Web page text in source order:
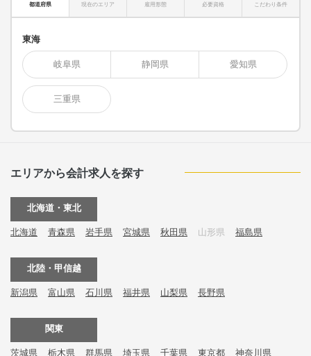
都道府県 現在のエリア 雇用形態 必要資格 こだわり条件
東海
岐阜県 静岡県 愛知県
三重県
エリアから会計求人を探す
北海道・東北
北海道 青森県 岩手県 宮城県 秋田県 山形県 福島県
北陸・甲信越
新潟県 富山県 石川県 福井県 山梨県 長野県
関東
茨城県 栃木県 群馬県 埼玉県 千葉県 東京都 神奈川県